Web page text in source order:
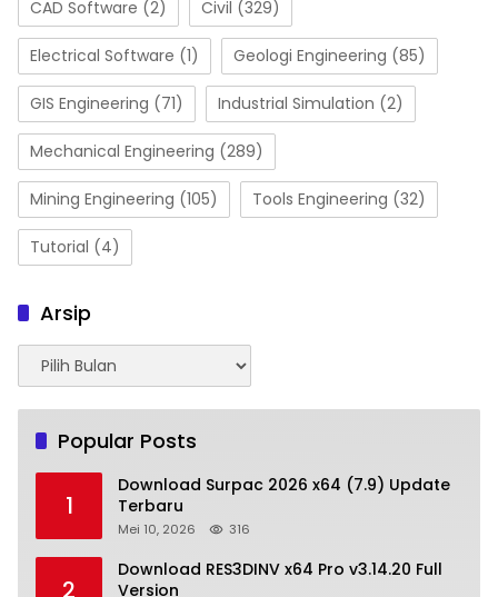
CAD Software (2) Civil (329)
Electrical Software (1) Geologi Engineering (85)
GIS Engineering (71) Industrial Simulation (2)
Mechanical Engineering (289)
Mining Engineering (105) Tools Engineering (32)
Tutorial (4)
Arsip
Arsip
Popular Posts
1
Download Surpac 2026 x64 (7.9) Update
Terbaru
Mei 10, 2026 316
2
Download RES3DINV x64 Pro v3.14.20 Full
Version